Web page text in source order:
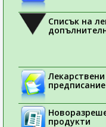
Списък на
предписание
продукти